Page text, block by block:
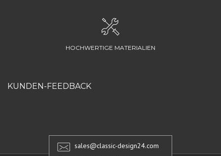
HOCHWERTIGE MATERIALIEN
KUNDEN-FEEDBACK
sales@classic-design24.com